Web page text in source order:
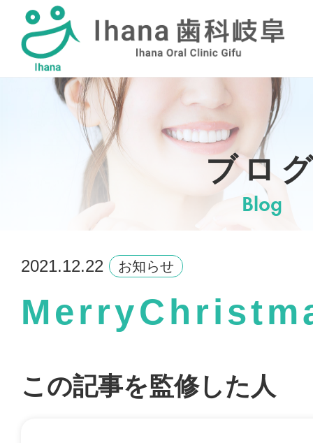
採用情報
ブロ
Blog
2021.12.22 お知らせ
この記事を監修した人